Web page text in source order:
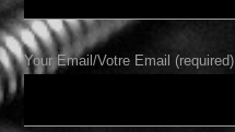
Your Email/Votre Email (required)